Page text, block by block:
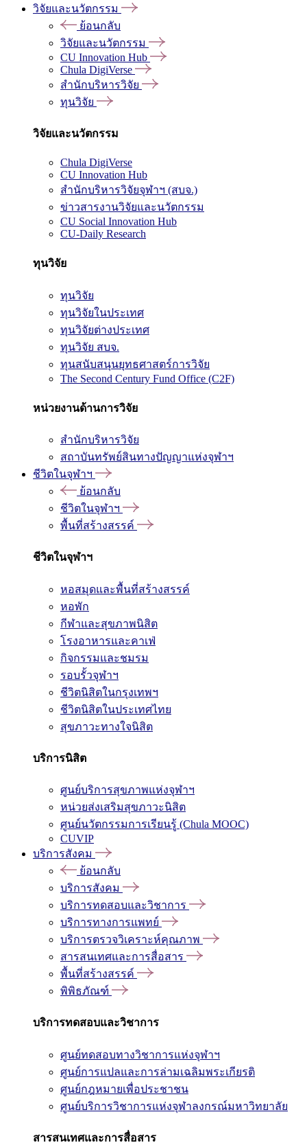
วิจัยและนวัตกรรม
ย้อนกลับ
วิจัยและนวัตกรรม
CU Innovation Hub
Chula DigiVerse
สำนักบริหารวิจัย
ทุนวิจัย
วิจัยและนวัตกรรม
Chula DigiVerse
CU Innovation Hub
สำนักบริหารวิจัยจุฬาฯ (สบจ.)
ข่าวสารงานวิจัยและนวัตกรรม
CU Social Innovation Hub
CU-Daily Research
ทุนวิจัย
ทุนวิจัย
ทุนวิจัยในประเทศ
ทุนวิจัยต่างประเทศ
ทุนวิจัย สบจ.
ทุนสนับสนุนยุทธศาสตร์การวิจัย
The Second Century Fund Office (C2F)
หน่วยงานด้านการวิจัย
สำนักบริหารวิจัย
สถาบันทรัพย์สินทางปัญญาแห่งจุฬาฯ
ชีวิตในจุฬาฯ
ย้อนกลับ
ชีวิตในจุฬาฯ
พื้นที่สร้างสรรค์
ชีวิตในจุฬาฯ
หอสมุดและพื้นที่สร้างสรรค์
หอพัก
กีฬาและสุขภาพนิสิต
โรงอาหารและคาเฟ่
กิจกรรมและชมรม
รอบรั้วจุฬาฯ
ชีวิตนิสิตในกรุงเทพฯ
ชีวิตนิสิตในประเทศไทย
สุขภาวะทางใจนิสิต
บริการนิสิต
ศูนย์บริการสุขภาพแห่งจุฬาฯ
หน่วยส่งเสริมสุขภาวะนิสิต
ศูนย์นวัตกรรมการเรียนรู้ (Chula MOOC)
CUVIP
บริการสังคม
ย้อนกลับ
บริการสังคม
บริการทดสอบและวิชาการ
บริการทางการแพทย์
บริการตรวจวิเคราะห์คุณภาพ
สารสนเทศและการสื่อสาร
พื้นที่สร้างสรรค์
พิพิธภัณฑ์
บริการทดสอบและวิชาการ
ศูนย์ทดสอบทางวิชาการแห่งจุฬาฯ
ศูนย์การแปลและการล่ามเฉลิมพระเกียรติ
ศูนย์กฎหมายเพื่อประชาชน
ศูนย์บริการวิชาการแห่งจุฬาลงกรณ์มหาวิทยาลัย
สารสนเทศและการสื่อสาร